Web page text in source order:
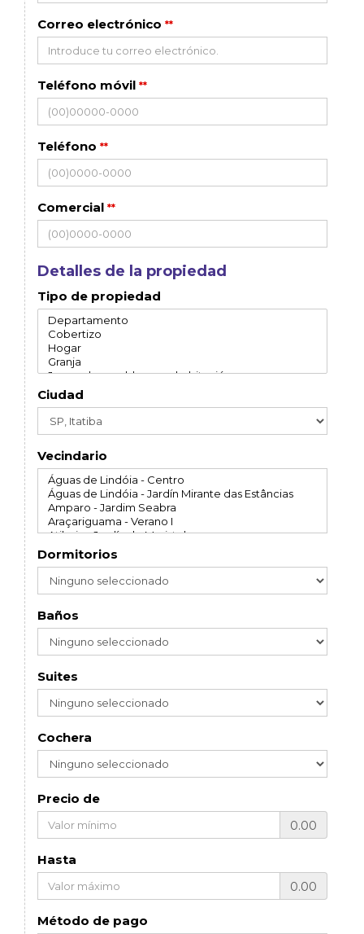
Correo electrónico **
Teléfono móvil **
Teléfono **
Comercial **
Detalles de la propiedad
Tipo de propiedad
Ciudad
Vecindario
Dormitorios
Baños
Suites
Cochera
Precio de
0.00
Hasta
0.00
Método de pago